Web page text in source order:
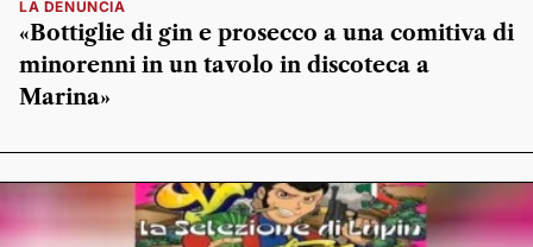
LA DENUNCIA
«Bottiglie di gin e prosecco a una comitiva di
minorenni in un tavolo in discoteca a
Marina»